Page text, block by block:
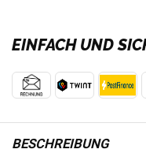
EINFACH UND
BESCHREIBUNG